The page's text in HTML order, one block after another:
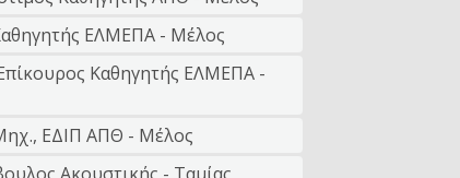
ΕΛΜΕΠΑ - Μέλος
Καθηγητής ΕΛΜΕΠΑ -
ΕΔΙΠ ΑΠΘ - Μέλος